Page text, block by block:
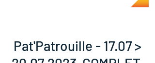
Pat'Patrouille - 17.07 >